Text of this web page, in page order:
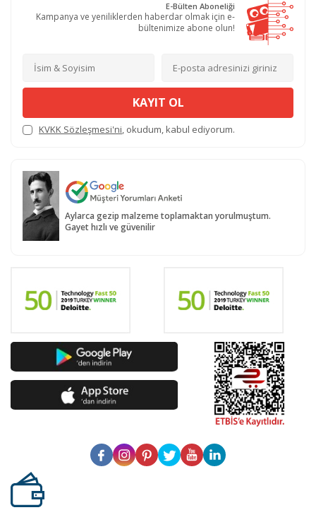
E-Bülten Aboneliği
Kampanya ve yeniliklerden haberdar olmak için e-
bültenimize abone olun!
KAYIT OL
KVKK Sözleşmesi'ni, okudum, kabul ediyorum.
Aylarca gezip malzeme toplamaktan yorulmuştum.
Gayet hızlı ve güvenilir